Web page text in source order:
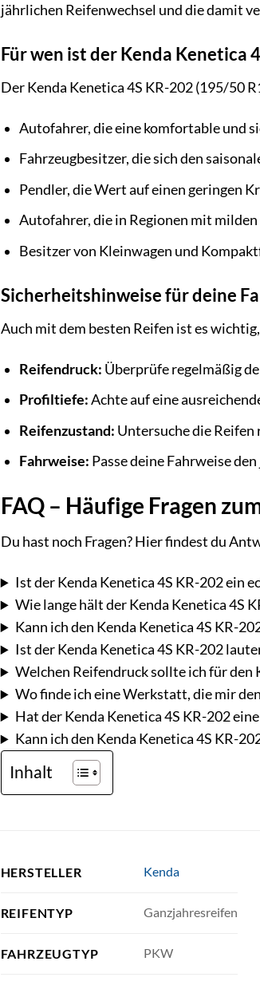
jährlichen Reifenwechsel und die damit
Für wen ist der Kenda Kenetica
Der Kenda Kenetica 4S KR-202 (195/50
Autofahrer, die eine komfortable und
Fahrzeugbesitzer, die sich den
Pendler, die Wert auf einen geringen
Autofahrer, die in Regionen mit
Besitzer von Kleinwagen und
Sicherheitshinweise für deine
Auch mit dem besten Reifen ist es
Reifendruck: Überprüfe regelmäßig
Profiltiefe:Achte auf eine
Reifenzustand: Untersuche die Reifen
Fahrweise: Passe deine Fahrweise
FAQ – Häufige Fragen
Du hast noch Fragen? Hier findest du
Ist der Kenda Kenetica 4S KR-202 ein
Wie lange hält der Kenda Kenetica 4S
Kann ich den Kenda Kenetica 4S KR-
Ist der Kenda Kenetica 4S KR-202
Welchen Reifendruck sollte ich für den
Wo finde ich eine Werkstatt, die mir
Hat der Kenda Kenetica 4S KR-202
Kann ich den Kenda Kenetica 4S KR-
Inhalt
HERSTELLER Kenda
REIFENTYP Ganzjahresreifen
FAHRZEUGTYP PKW